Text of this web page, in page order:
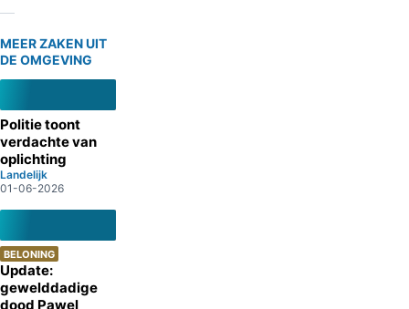
MEER ZAKEN UIT
DE OMGEVING
Politie toont
verdachte van
oplichting
Landelijk
01-06-2026
BELONING
Update:
gewelddadige
dood Pawel